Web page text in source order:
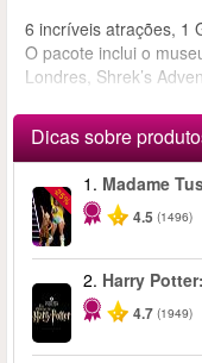
6 incríveis atrações, 1
O pacote inclui o
Londres, Shrek’s
Dicas sobre
-25%
1. Madame
4.5 (1496)
2. Harry
4.7 (1949)